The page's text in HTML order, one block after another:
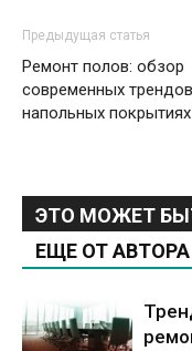
Предыдущая статья
Ремонт полов: обзор
современных
напольных покрытиях
ЭТО МОЖЕТ
ЕЩЕ ОТ АВТОРА